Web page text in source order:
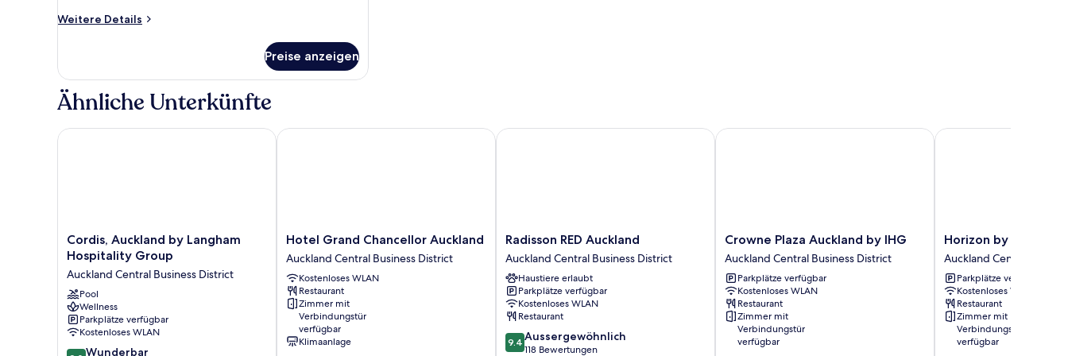
Weitere Details
Weitere
1 King-
Bett,
Turm
Preise anzeigen
Ähnliche Unterkünfte
Cordis,
Auckland
Langham
Hospitality
Group
Auckland
Central
Business
Cordis, Auckland by Langham
Hospitality Group
Auckland Central Business District
Pool
Wellness
Parkplätze verfügbar
Kostenloses WLAN
9.0 Wunderbar
Cordis, Auckland by Langham Hospitality Group
Hotel
Grand
Chancellor
Auckland
Auckland
Central
Business
District
Hotel Grand Chancellor Auckland
Auckland Central Business District
Kostenloses WLAN
Restaurant
Zimmer mit
Verbindungstür
verfügbar
Klimaanlage
Hotel Grand Chancellor Auckland
Radisson
RED
Auckland
Auckland
Central
Business
District
Radisson RED Auckland
Auckland Central Business District
Haustiere erlaubt
Parkplätze verfügbar
Kostenloses WLAN
Restaurant
9.4
von
9.4 Aussergewöhnlich
118 Bewertungen
Radisson RED Auckland
Crowne
Plaza
Auckland
by
IHG
Auckland
Central
Business
Crowne Plaza Auckland by IHG
Auckland Central Business District
Parkplätze verfügbar
Kostenloses WLAN
Restaurant
Zimmer mit
Verbindungstür
verfügbar
Crowne Plaza Auckland by IHG
Horizon
by
SkyCity
Auckland
Central
Business
District
Horizon by SkyCity
Auckland Central
Parkplätze verfügbar
Kostenloses WLAN
Restaurant
Zimmer mit
Verbindungstür
verfügbar
Horizon by SkyCity